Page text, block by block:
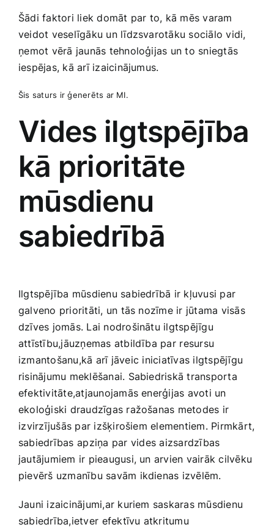
Šādi faktori liek domāt par to, kā mēs ‍varam
veidot veselīgāku un līdzsvarotāku sociālo vidi,
⁣ņemot vērā jaunās tehnoloģijas un to sniegtās
iespējas, kā arī izaicinājumus.
Šis saturs ir ģenerēts ar MI.
Vides ‌ilgtspējība
kā prioritāte
mūsdienu
sabiedrībā
Ilgtspējība mūsdienu sabiedrībā ir kļuvusi par
galveno prioritāti, ‍un tās nozīme ir jūtama visās
‌dzīves​ jomās. Lai nodrošinātu ilgtspējīgu
attīstību,jāuzņemas atbildība par⁣ resursu
izmantošanu,kā‍ arī jāveic ⁣iniciatīvas ilgtspējīgu
risinājumu meklēšanai. Sabiedriskā transporta
efektivitāte,atjaunojamās enerģijas avoti un
ekoloģiski draudzīgas ražošanas metodes ir
⁤izvirzījušās par izšķirošiem elementiem. Pirmkārt,
sabiedrības⁤ apziņa par ⁣vides aizsardzības
jautājumiem ir pieaugusi, un arvien vairāk cilvēku
pievērš uzmanību savām ikdienas izvēlēm.
Jauni izaicinājumi,ar kuriem saskaras mūsdienu
sabiedrība,ietver ⁣efektīvu atkritumu